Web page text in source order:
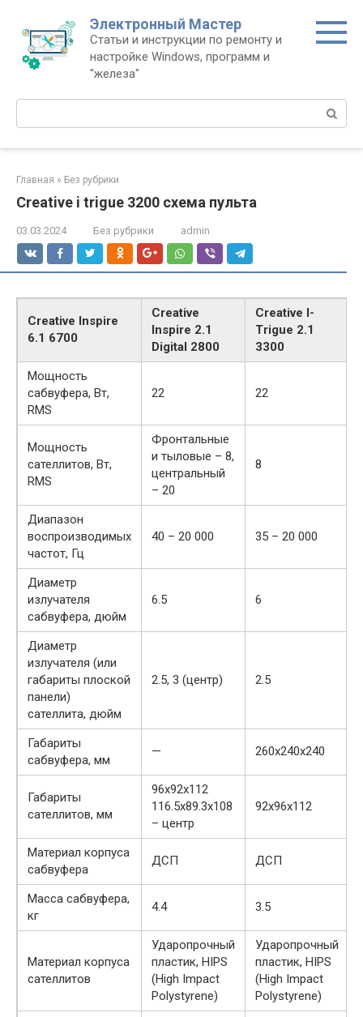
контенту
Электронный Мастер
Статьи и инструкции по ремонту и
настройке Windows, программ и
"железа"
Поиск:
Главная » Без рубрики
Creative i trigue 3200 схема пульта
03.03.2024 Без рубрики admin
Creative Inspire
6.1 6700
Creative
Inspire 2.1
Digital 2800
Creative I-
Trigue 2.1
3300
Мощность
сабвуфера, Вт,
RMS
22 22
Мощность
сателлитов, Вт,
RMS
Фронтальные
и тыловые – 8,
центральный
– 20
8
Диапазон
воспроизводимых
частот, Гц
40 – 20 000 35 – 20 000
Диаметр
излучателя
сабвуфера, дюйм
6.5 6
Диаметр
излучателя (или
габариты плоской
панели)
сателлита, дюйм
2.5, 3 (центр) 2.5
Габариты
сабвуфера, мм
— 260х240х240
Габариты
сателлитов, мм
96х92х112
116.5х89.3х108
– центр
92х96х112
Материал корпуса
сабвуфера
ДСП ДСП
Масса сабвуфера,
кг
4.4 3.5
Материал корпуса
сателлитов
Ударопрочный
пластик, HIPS
(High Impact
Polystyrene)
Ударопрочный
пластик, HIPS
(High Impact
Polystyrene)